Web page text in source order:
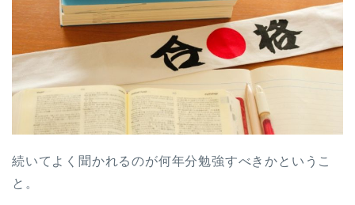
続いてよく聞かれるのが何年分勉強すべきかというこ
と。